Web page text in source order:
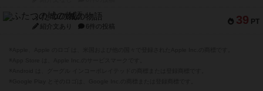
39 PT
ふたつの城の物語
紹介文あり 6件の投稿